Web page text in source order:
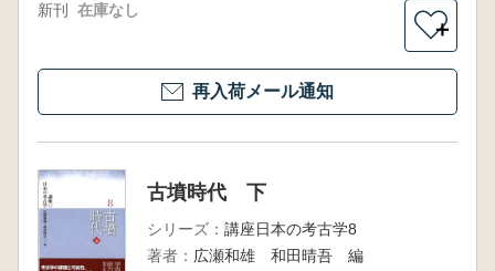
新刊 在庫なし
＋
再入荷メール通知
古墳時代 下
シリーズ： 講座日本の考古学8
著者： 広瀬和雄 和田晴吾 編